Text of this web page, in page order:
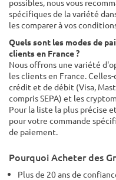
possibles, nous vous
spécifiques de la variété
les comparer à vos
Quels sont les modes de
clients en France ?
Nous offrons une variété
les clients en France.
crédit et de débit (Visa,
compris SEPA) et les
Pour la liste la plus précise
pour votre commande
de paiement.
Pourquoi Acheter des
Plus de 20 ans de